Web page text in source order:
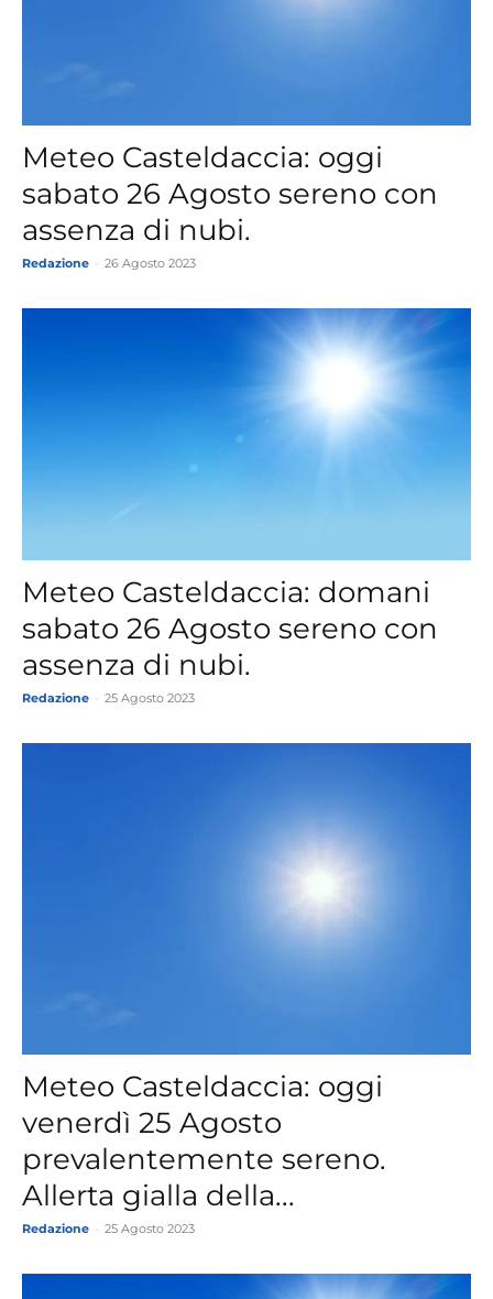
Meteo Casteldaccia: oggi
sabato 26 Agosto sereno con
assenza di nubi.
Redazione 26 Agosto 2023
Meteo Casteldaccia: domani
sabato 26 Agosto sereno con
assenza di nubi.
Redazione 25 Agosto 2023
Meteo Casteldaccia: oggi
venerdì 25 Agosto
prevalentemente sereno.
Allerta gialla della...
Redazione 25 Agosto 2023